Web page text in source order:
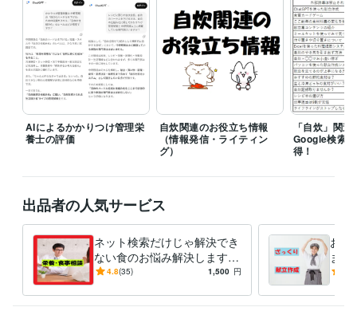
そのため余裕を持った時間の確保を目的とし1週間～10日の提案期限を
設けていただければと思います。
経験職種
ライフスタイル・その他 / その他 経験年数 : 18年
個人 2025年1月 ~ 現在
（Kindle）
資格・検定
管理栄養士 取得年 : 2004年
栄養士 取得年 : 2004年
ビジネス・クリエイティブツール
Excel:23年Word:23年
AIによるかかりつけ管理栄
養士の評価
自炊関連のお役立ち情報
（情報発信・ライティン
グ）
「自炊」関
Google検索
得！
出品者の人気サービス
ネット検索だけじゃ解決でき
ない食のお悩み解決します
栄養・食事相談、その他のご
せ下さい
4.8(35) 1,500 円
お手
ま
から